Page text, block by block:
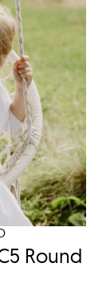
Round